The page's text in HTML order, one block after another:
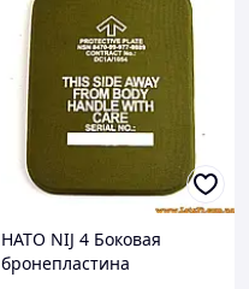
НАТО NIJ 4 Боковая
бронепластина